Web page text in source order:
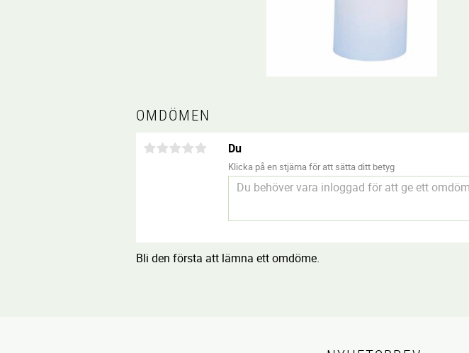
OMDÖMEN
Du
Klicka på en stjärna för att sätta ditt betyg
Bli den första att lämna ett omdöme.